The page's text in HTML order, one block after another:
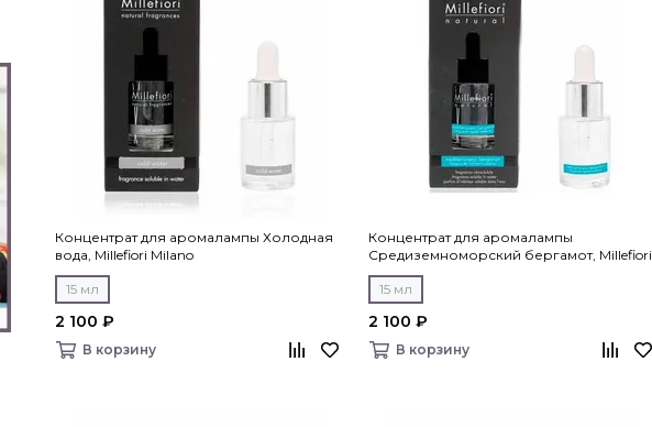
Концентрат для аромалампы Холодная
вода, Millefiori Milano
15 мл
2 100 ₽
В корзину
Концентрат для аромалампы
Средиземноморский бергамот, Millefiori
Milano
15 мл
2 100 ₽
В корзину